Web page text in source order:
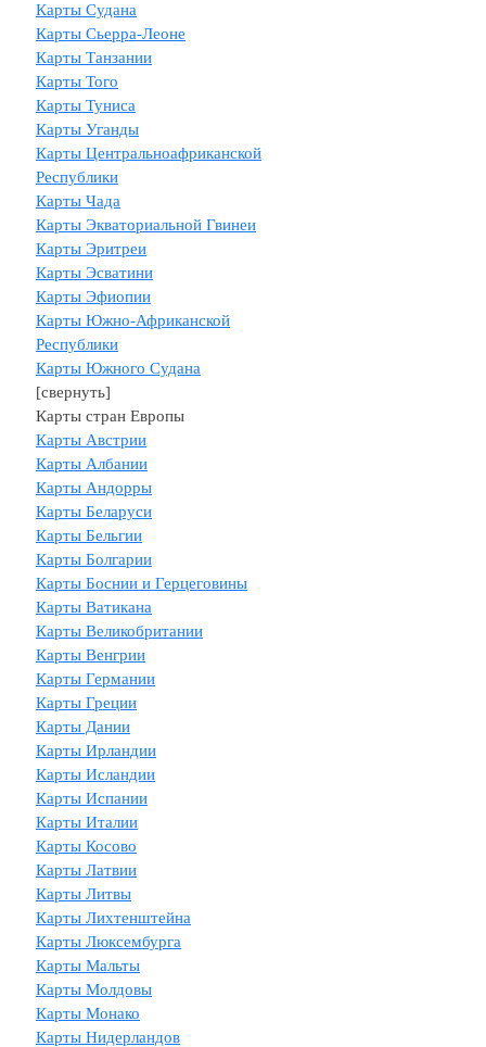
Карты Судана
Карты Сьерра-Леоне
Карты Танзании
Карты Того
Карты Туниса
Карты Уганды
Карты Центральноафриканской
Республики
Карты Чада
Карты Экваториальной Гвинеи
Карты Эритреи
Карты Эсватини
Карты Эфиопии
Карты Южно-Африканской
Республики
Карты Южного Судана
[свернуть]
Карты стран Европы
Карты Австрии
Карты Албании
Карты Андорры
Карты Беларуси
Карты Бельгии
Карты Болгарии
Карты Боснии и Герцеговины
Карты Ватикана
Карты Великобритании
Карты Венгрии
Карты Германии
Карты Греции
Карты Дании
Карты Ирландии
Карты Исландии
Карты Испании
Карты Италии
Карты Косово
Карты Латвии
Карты Литвы
Карты Лихтенштейна
Карты Люксембурга
Карты Мальты
Карты Молдовы
Карты Монако
Карты Нидерландов